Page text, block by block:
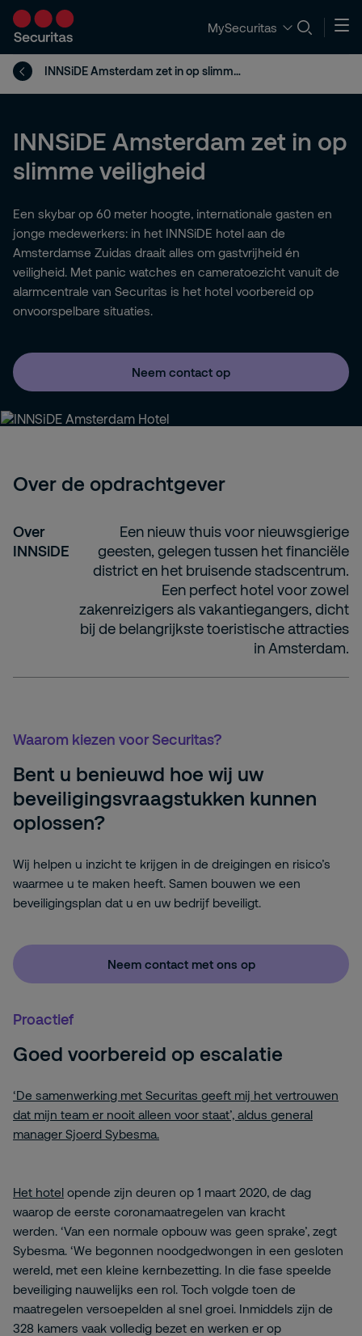
MySecuritas
INNSiDE Amsterdam zet in op slimme veiligheid
INNSiDE Amsterdam zet in op
slimme veiligheid
Een skybar op 60 meter hoogte, internationale gasten en
jonge medewerkers: in het INNSiDE hotel aan de
Amsterdamse Zuidas draait alles om gastvrijheid én
veiligheid. Met panic watches en cameratoezicht vanuit de
alarmcentrale van Securitas is het hotel voorbereid op
onvoorspelbare situaties.
Neem contact op
Proactief
Goed voorbereid op escalatie
‘De samenwerking met Securitas geeft mij het vertrouwen
dat mijn team er nooit alleen voor staat’, aldus general
manager Sjoerd Sybesma.
Het hotel opende zijn deuren op 1 maart 2020, de dag
waarop de eerste coronamaatregelen van kracht
werden. ‘Van een normale opbouw was geen sprake’, zegt
Sybesma. ‘We begonnen noodgedwongen in een gesloten
wereld, met een kleine kernbezetting. In die fase speelde
beveiliging nauwelijks een rol. Toch volgde toen de
maatregelen versoepelden al snel groei. Inmiddels zijn de
328 kamers vaak volledig bezet en werken er op
Over de opdrachtgever
Over
INNSiDE
Een nieuw thuis voor nieuwsgierige
geesten, gelegen tussen het financiële
district en het bruisende stadscentrum.
Een perfect hotel voor zowel
zakenreizigers als vakantiegangers, dicht
bij de belangrijkste toeristische attracties
in Amsterdam.
Waarom kiezen voor Securitas?
Bent u benieuwd hoe wij uw
beveiligingsvraagstukken kunnen
oplossen?
Wij helpen u inzicht te krijgen in de dreigingen en risico’s
waarmee u te maken heeft. Samen bouwen we een
beveiligingsplan dat u en uw bedrijf beveiligt.
Neem contact met ons op